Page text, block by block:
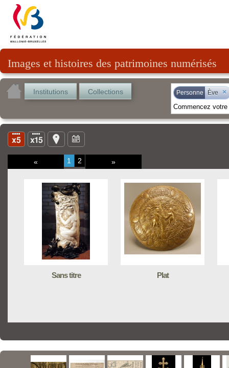
Images et histoires des patrimoines numérisés
Institutions Collections Personne Ève ×
« 1 2 »
Sans titre Plat